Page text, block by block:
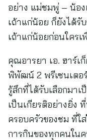
อย่าง แม่ชมพู่ – น้อง
เถ้าแก่น้อย ก็ยังได้รั
เถ้าแก่น้อยก่อนใคร
คุณอารยา เอ. ฮาร์เ
พิพัฒน์ 2 พรีเซนเตอ
รู้สึกที่ได้รับเลือกมาเ
เป็นเกียรติอย่างยิ่ง
ครอบครัวของชม ที่ใ
การกินของทุกคนใน